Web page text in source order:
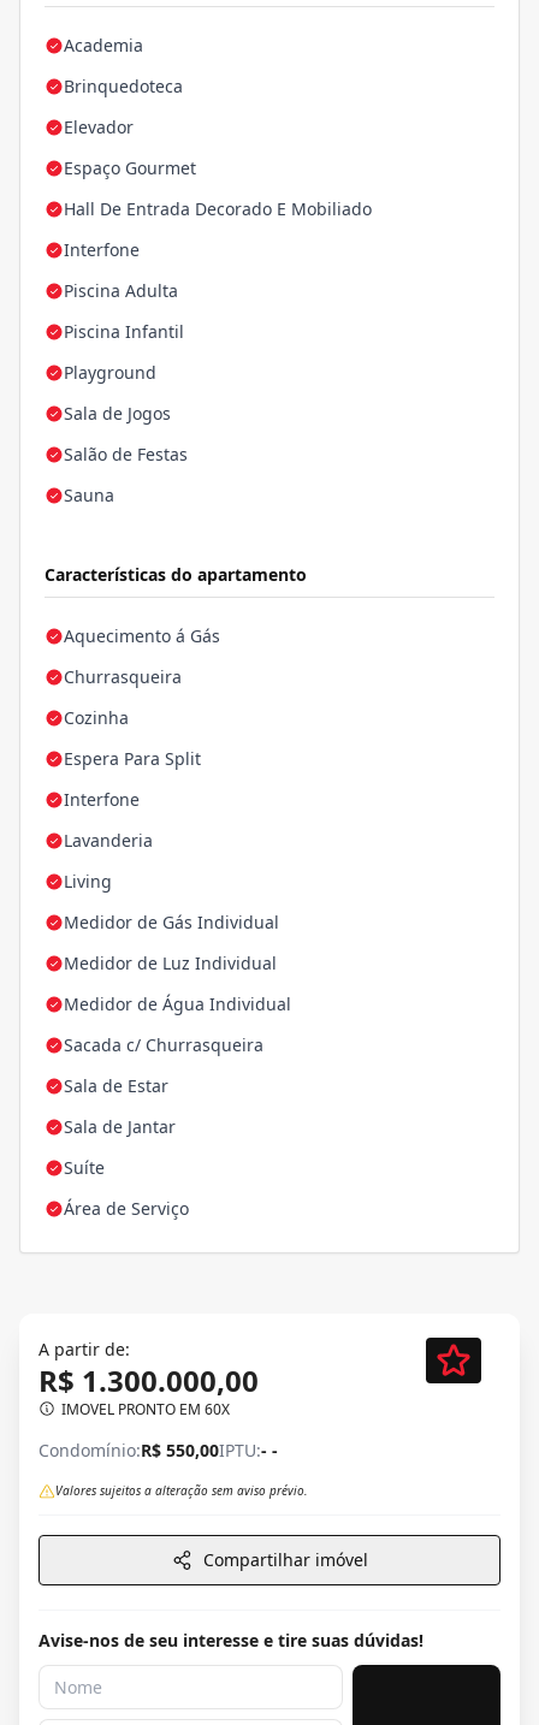
Academia
Brinquedoteca
Elevador
Espaço Gourmet
Hall De Entrada Decorado E Mobiliado
Interfone
Piscina Adulta
Piscina Infantil
Playground
Sala de Jogos
Salão de Festas
Sauna
Características do apartamento
Aquecimento á Gás
Churrasqueira
Cozinha
Espera Para Split
Interfone
Lavanderia
Living
Medidor de Gás Individual
Medidor de Luz Individual
Medidor de Água Individual
Sacada c/ Churrasqueira
Sala de Estar
Sala de Jantar
Suíte
Área de Serviço
A partir de:
R$ 1.300.000,00
IMOVEL PRONTO EM 60X
Condomínio:R$ 550,00IPTU:- -
Valores sujeitos a alteração sem aviso prévio.
Compartilhar imóvel
Avise-nos de seu interesse e tire suas dúvidas!